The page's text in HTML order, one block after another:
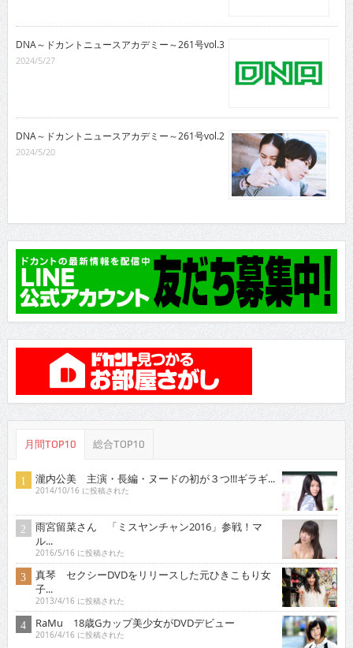
DNA～ドカントニュースアカデミー～261号vol.3
2024/5/27
DNA～ドカントニュースアカデミー～261号vol.2
2024/5/20
月間TOP10 総合TOP10
瀧内公美 主演・長編・ヌードの初が３つ!!!ギラギ...
2014/10/16 に投稿された
雨宮留菜さん 「ミスヤンチャン2016」参戦！マ
ル...
2016/5/16 に投稿された
真琴 セクシーDVDをリリースした元ひきこもり女
子...
2013/4/16 に投稿された
RaMu 18歳Gカップ美少女がDVDデビュー
2016/4/16 に投稿された